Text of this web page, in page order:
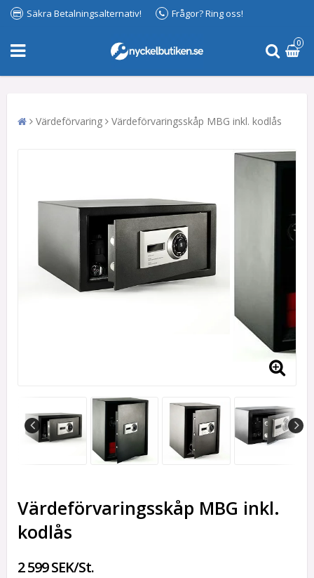
Säkra Betalningsalternativ! Frågor? Ring oss!
0
Värdeförvaring Värdeförvaringsskåp MBG inkl. kodlås
Värdeförvaringsskåp MBG inkl.
kodlås
2 599 SEK/St.